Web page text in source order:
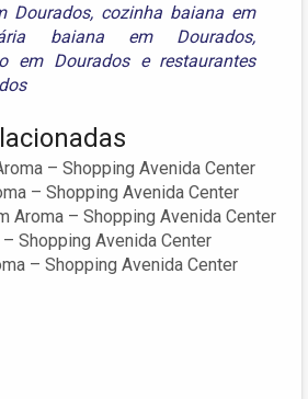
Dourados, cozinha baiana em
baiana em Dourados,
em Douradose restaurantes
– Shopping Avenida Center
– Shopping Avenida Center
Aroma – Shopping Avenida Center
Shopping Avenida Center
– Shopping Avenida Center